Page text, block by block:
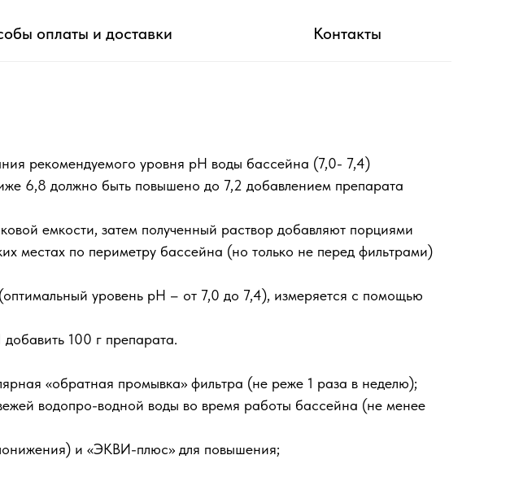
оплаты и доставки Контакты
рекомендуемого уровня рН воды бассейна (7,0- 7,4)
6,8 должно быть повышено до 7,2 добавлением препарата
емкости, затем полученный раствор добавляют порциями
местах по периметру бассейна (но только не перед фильтрами)
уровень рН – от 7,0 до 7,4), измеряется с помощью
100 г препарата.
«обратная промывка» фильтра (не реже 1 раза в неделю);
водопро-водной воды во время работы бассейна (не менее
и «ЭКВИ-плюс» для повышения;